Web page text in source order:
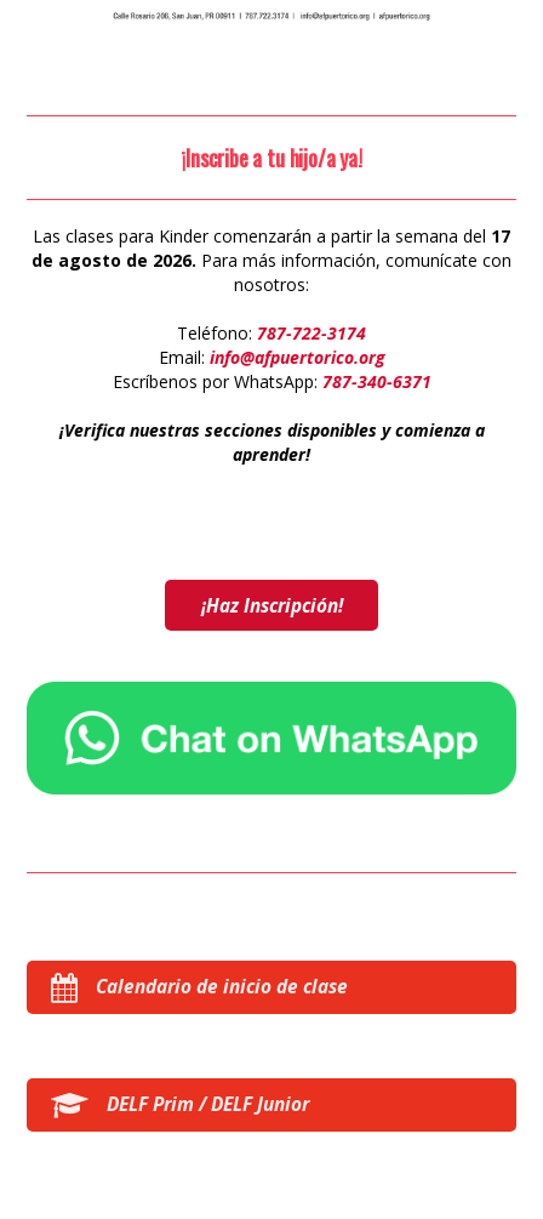
¡Inscribe a tu hijo/a ya!
Las clases para Kinder comenzarán a partir la semana del 17
de agosto de 2026. Para más información, comunícate con
nosotros:
Teléfono: 787-722-3174
Email: info@afpuertorico.org
Escríbenos por WhatsApp: 787-340-6371
¡Verifica nuestras secciones disponibles y comienza a
aprender!
¡Haz Inscripción!
Calendario de inicio de clase
DELF Prim / DELF Junior